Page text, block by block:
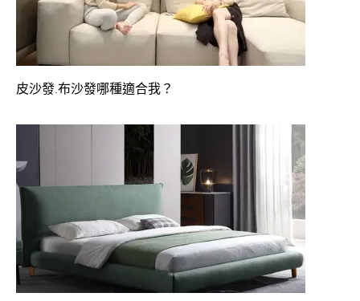
皮沙發.布沙發哪種適合我？